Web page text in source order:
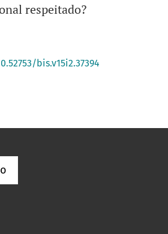
respeitado?
bis.v15i2.37394